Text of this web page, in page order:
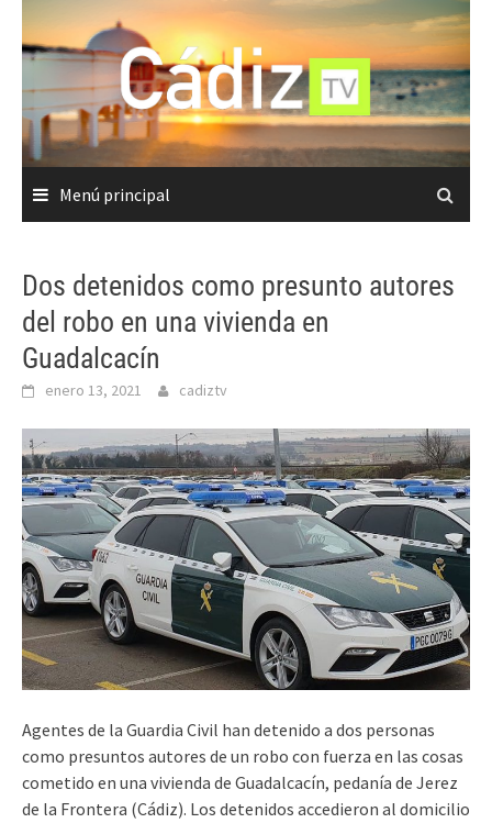
contenido
Menú principal
Dos detenidos como presunto autores
del robo en una vivienda en
Guadalcacín
enero 13, 2021 cadiztv
Agentes de la Guardia Civil han detenido a dos personas
como presuntos autores de un robo con fuerza en las cosas
cometido en una vivienda de Guadalcacín, pedanía de Jerez
de la Frontera (Cádiz). Los detenidos accedieron al domicilio